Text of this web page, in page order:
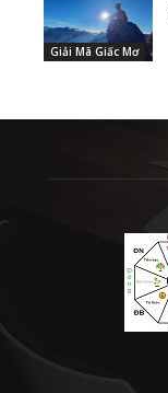
Giải Mã Giấc Mơ